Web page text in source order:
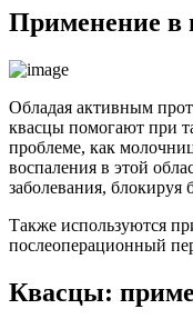
Применение в
Обладая активным
квасцы помогают при
проблеме, как
воспаления в этой
заболевания, блокируя
Также используются
послеоперационный
Квасцы: